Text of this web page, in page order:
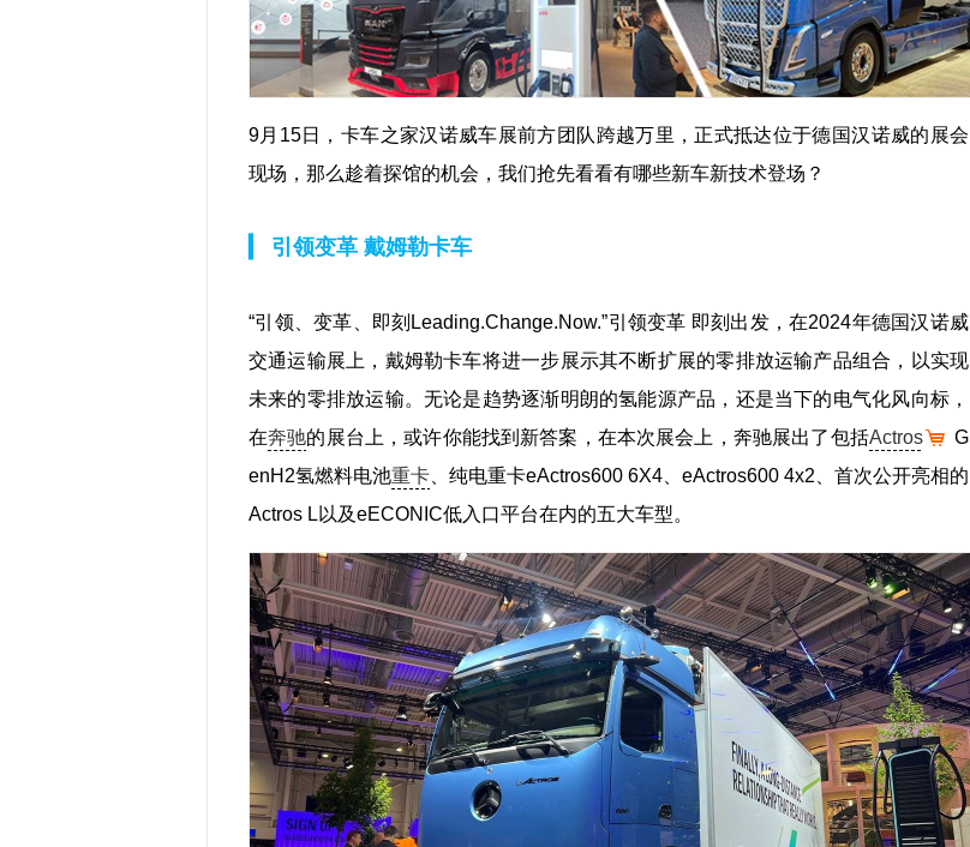
9月15日，卡车之家汉诺威车展前方团队跨越万里，正式抵达位于德国汉诺威的展会
现场，那么趁着探馆的机会，我们抢先看看有哪些新车新技术登场？
引领变革 戴姆勒卡车
“引领、变革、即刻Leading.Change.Now.”引领变革 即刻出发，在2024年德国汉诺威
交通运输展上，戴姆勒卡车将进一步展示其不断扩展的零排放运输产品组合，以实现
未来的零排放运输。无论是趋势逐渐明朗的氢能源产品，还是当下的电气化风向标，
在奔驰的展台上，或许你能找到新答案，在本次展会上，奔驰展出了包括Actros
G
enH2氢燃料电池重卡 、纯电重卡eActros600 6X4、eActros600 4x2、首次公开亮相的
Actros L以及eECONIC低入口平台在内的五大车型。